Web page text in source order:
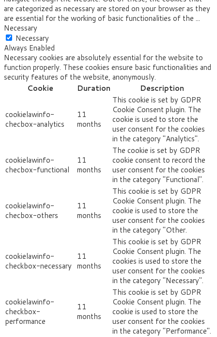
are categorized as necessary are stored on your browser as they
are essential for the working of basic functionalities of the ...
Necessary
Necessary
Always Enabled
Necessary cookies are absolutely essential for the website to
function properly. These cookies ensure basic functionalities and
security features of the website, anonymously.
Cookie
Duration Description
cookielawinfo-
checbox-analytics
11
months
This cookie is set by GDPR
Cookie Consent plugin. The
cookie is used to store the
user consent for the cookies
in the category "Analytics".
cookielawinfo-
checbox-functional
11
months
The cookie is set by GDPR
cookie consent to record the
user consent for the cookies
in the category "Functional".
cookielawinfo-
checbox-others
11
months
This cookie is set by GDPR
Cookie Consent plugin. The
cookie is used to store the
user consent for the cookies
in the category "Other.
cookielawinfo-
checkbox-necessary
11
months
This cookie is set by GDPR
Cookie Consent plugin. The
cookies is used to store the
user consent for the cookies
in the category "Necessary".
cookielawinfo-
checkbox-
performance
11
months
This cookie is set by GDPR
Cookie Consent plugin. The
cookie is used to store the
user consent for the cookies
in the category "Performance".